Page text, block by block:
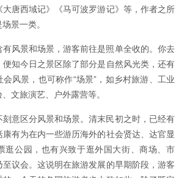
唐西域记》《马可波罗游记》等，作者之所
景一类。
有风景和场景，游客前往是照单全收的。你去
知今日之景区除了部分是自然风光类，还有
风景，也可称作“场景”，如乡村旅游、工业
文旅演艺、户外露营等。
刻意区分风景和场景。清末民初之时，已经有
有为在内一些游历海外的社会贤达、达官显
逛公园，也有兴致于逛外国大街、商场、市
议会。这说明在旅游发展的早期阶段，游客